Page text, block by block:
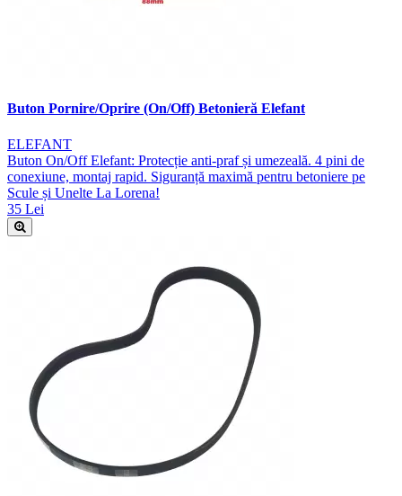
Buton Pornire/Oprire (On/Off) Betonieră Elefant
ELEFANT
Buton On/Off Elefant: Protecție anti-praf și umezeală. 4 pini de
conexiune, montaj rapid. Siguranță maximă pentru betoniere pe
Scule și Unelte La Lorena!
35 Lei